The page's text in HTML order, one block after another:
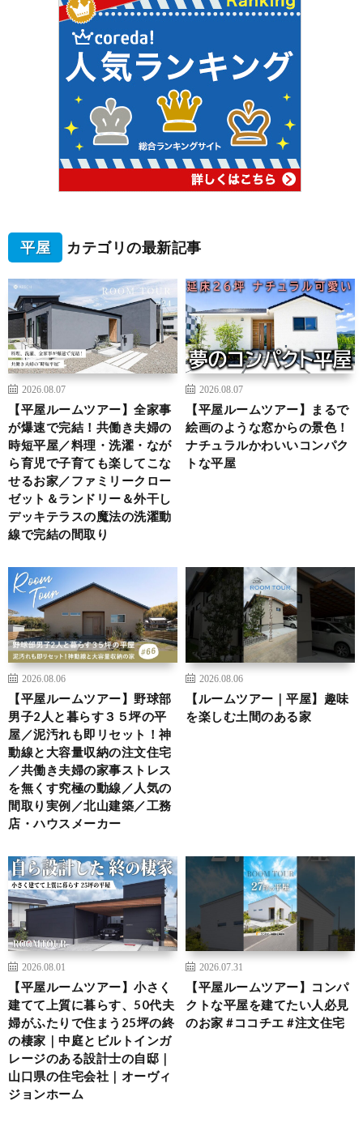
平屋 カテゴリの最新記事
2026.08.07
【平屋ルームツアー】全家事
が爆速で完結！共働き夫婦の
時短平屋／料理・洗濯・なが
ら育児で子育ても楽してこな
せるお家／ファミリークロー
ゼット＆ランドリー＆外干し
デッキテラスの魔法の洗濯動
線で完結の間取り
2026.08.07
【平屋ルームツアー】まるで
絵画のような窓からの景色！
ナチュラルかわいいコンパク
トな平屋
2026.08.06
【平屋ルームツアー】野球部
男子2人と暮らす３５坪の平
屋／泥汚れも即リセット！神
動線と大容量収納の注文住宅
／共働き夫婦の家事ストレス
を無くす究極の動線／人気の
間取り実例／北山建築／工務
店・ハウスメーカー
2026.08.06
【ルームツアー｜平屋】趣味
を楽しむ土間のある家
2026.08.01
【平屋ルームツアー】小さく
建てて上質に暮らす、50代夫
婦がふたりで住まう25坪の終
の棲家｜中庭とビルトインガ
レージのある設計士の自邸｜
山口県の住宅会社｜オーヴィ
ジョンホーム
2026.07.31
【平屋ルームツアー】コンパ
クトな平屋を建てたい人必見
のお家 #ココチエ #注文住宅